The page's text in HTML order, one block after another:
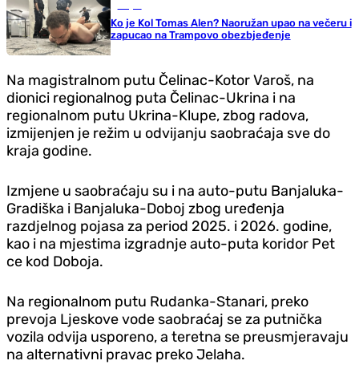
Ko je Kol Tomas Alen? Naoružan upao na večeru i
zapucao na Trampovo obezbjeđenje
Na magistralnom putu Čelinac-Kotor Varoš, na
dionici regionalnog puta Čelinac-Ukrina i na
regionalnom putu Ukrina-Klupe, zbog radova,
izmijenjen je režim u odvijanju saobraćaja sve do
kraja godine.
Izmjene u saobraćaju su i na auto-putu Banjaluka-
Gradiška i Banjaluka-Doboj zbog uređenja
razdjelnog pojasa za period 2025. i 2026. godine,
kao i na mjestima izgradnje auto-puta koridor Pet
ce kod Doboja.
Na regionalnom putu Rudanka-Stanari, preko
prevoja Ljeskove vode saobraćaj se za putnička
vozila odvija usporeno, a teretna se preusmjeravaju
na alternativni pravac preko Jelaha.